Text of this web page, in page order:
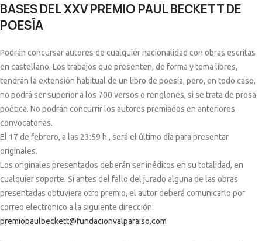
BASES DEL XXV PREMIO PAUL BECKETT DE
POESÍA
Podrán concursar autores de cualquier nacionalidad con obras escritas
en castellano. Los trabajos que presenten, de forma y tema libres,
tendrán la extensión habitual de un libro de poesía, pero, en todo caso,
no podrá ser superior a los 700 versos o renglones, si se trata de prosa
poética. No podrán concurrir los autores premiados en anteriores
convocatorias.
El 17 de febrero, a las 23:59 h., será el último día para presentar
originales.
Los originales presentados deberán ser inéditos en su totalidad, en
cualquier soporte. Si antes del fallo del jurado alguna de las obras
presentadas obtuviera otro premio, el autor deberá comunicarlo por
correo electrónico a la siguiente dirección:
premiopaulbeckett@fundacionvalparaiso.com